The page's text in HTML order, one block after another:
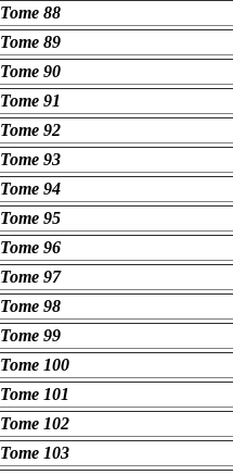
Tome 88
Tome 89
Tome 90
Tome 91
Tome 92
Tome 93
Tome 94
Tome 95
Tome 96
Tome 97
Tome 98
Tome 99
Tome 100
Tome 101
Tome 102
Tome 103